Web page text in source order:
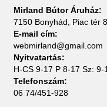
Mirland Bútor Áruház:
7150 Bonyhád, Piac tér 8.
E-mail cím:
webmirland@gmail.com
Nyitvatartás:
H-CS 9-17 P 8-17 Sz:
Telefonszám:
06 74/451-928